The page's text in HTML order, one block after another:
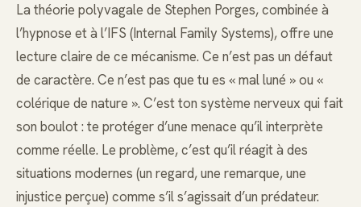
La théorie polyvagale de Stephen Porges, combinée à
l’hypnose et à l’IFS (Internal Family Systems), offre une
lecture claire de ce mécanisme. Ce n’est pas un défaut
de caractère. Ce n’est pas que tu es « mal luné » ou «
colérique de nature ». C’est ton système nerveux qui fait
son boulot : te protéger d’une menace qu’il interprète
comme réelle. Le problème, c’est qu’il réagit à des
situations modernes (un regard, une remarque, une
injustice perçue) comme s’il s’agissait d’un prédateur.